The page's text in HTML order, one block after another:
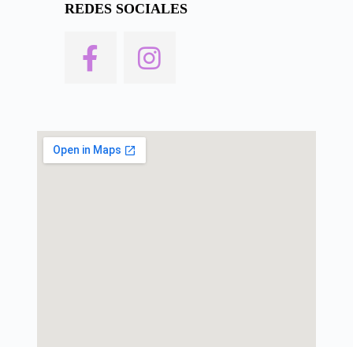
REDES SOCIALES